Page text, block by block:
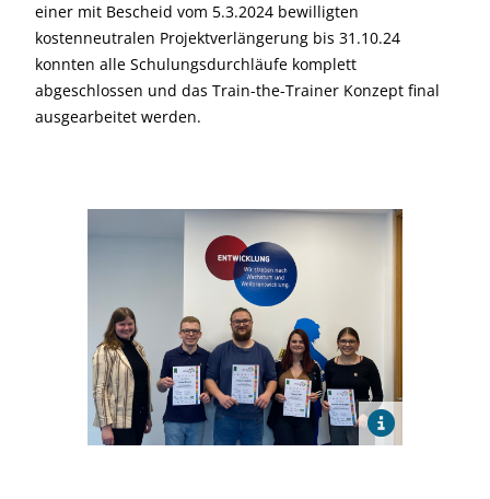
einer mit Bescheid vom 5.3.2024 bewilligten
kostenneutralen Projektverlängerung bis 31.10.24
konnten alle Schulungsdurchläufe komplett
abgeschlossen und das Train-the-Trainer Konzept final
ausgearbeitet werden.